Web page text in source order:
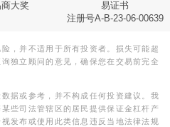
大奖
易证书
注册号A-B-23-06-00639
，并不适用于所有投资者。损失可能超
独立顾问的意见，确保您在交易前完全
据或参考，并不构成任何投资建议。我
些司法管辖区的居民提供保证金杠杆产
发布或使用此类信息违反当地法律法规